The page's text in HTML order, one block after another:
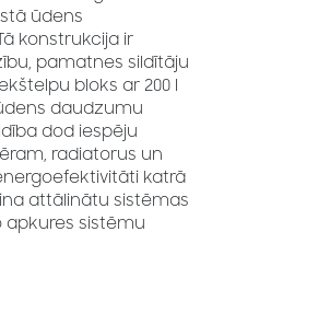
ūdens
konstrukcija ir
pamatnes sildītāju
bloks ar 200 l
daudzumu
dod iespēju
radiatorus un
katrā
attālinātu sistēmas
apkures sistēmu